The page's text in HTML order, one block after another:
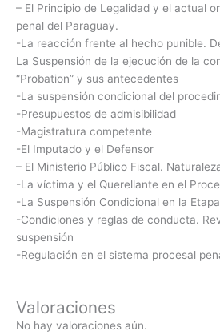
– El Principio de Legalidad y el actual
penal del Paraguay.
-La reacción frente al hecho punible.
La Suspensión de la ejecución de la
“Probation” y sus antecedentes
-La suspensión condicional del
-Presupuestos de admisibilidad
-Magistratura competente
-El Imputado y el Defensor
– El Ministerio Público Fiscal.
-La víctima y el Querellante en el
-La Suspensión Condicional en la
-Condiciones y reglas de conducta.
suspensión
-Regulación en el sistema procesal
Valoraciones
No hay valoraciones aún.